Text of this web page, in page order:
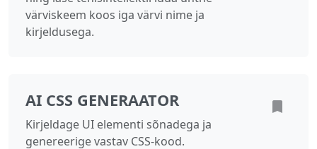
värviskeem koos iga värvi nime ja
kirjeldusega.
AI CSS GENERAATOR
Kirjeldage UI elementi sõnadega ja
genereerige vastav CSS-kood.